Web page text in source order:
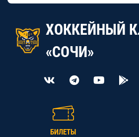
ХОККЕЙНЫЙ
«СОЧИ»
БИЛЕТЫ